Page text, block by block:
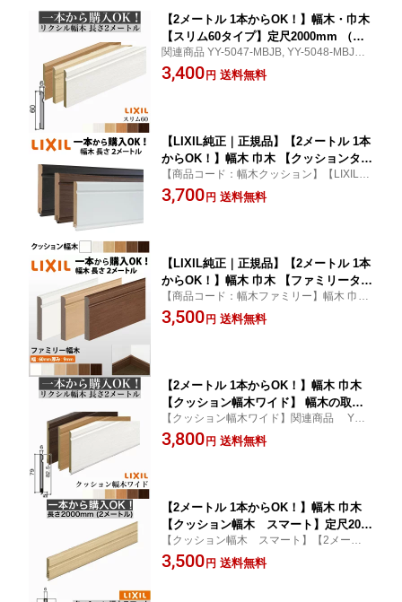
【2メートル 1本からOK！】幅木・巾木
【スリム60タイプ】定尺2000mm （厚
さ6×幅60×長さ2000mm）2m LIXIL TO
STEM リクシル トステム lixil DIY diy
関連商品 YY-5047-MBJB, YY-5048-MBJB等
幅木・巾木・スリム60タイプ LIXIL TOSTE
M リクシル トステム
3,400 円 送料無料
【LIXIL純正｜正規品】【2メートル 1本
からOK！】幅木 巾木 【クッションタイ
プ】 定尺2000mm 2メートル 2m
（厚さ9×幅60×長さ2000mm）幅木 巾木
【商品コード：幅木クッション】【LIXIL純
正｜正規品】幅木 巾木 【クッションタイ
プ】関連商品 YY-5009-MBJB,YY-5010-MBJ
3,700 円 送料無料
【LIXIL純正｜正規品】【2メートル 1本
からOK！】幅木 巾木 【ファミリータイ
プ・定尺2000mm】（厚さ9×幅60×長さ
2000mm）2メートル2m DIY リフォー
【商品コード：幅木ファミリー】幅木 巾木
【ファミリータイプ・定尺2000mm】 関連
商品 YY-5001-MBJB,YY-5002-MBJB 等 LIXI
3,500 円 送料無料
【2メートル 1本からOK！】幅木 巾木
【クッション幅木ワイド】 幅木の取替
えリフォームにおすすめ！定尺2000mm
（厚さ6mm×幅82.5mm×長さ2000m
【クッション幅木ワイド】関連商品 YY-5
051-MBJB LIXIL TOSTEM リクシル トス
テム 2m 2メートル 幅木 巾木
3,800 円 送料無料
【2メートル 1本からOK！】幅木 巾木
【クッション幅木 スマート】定尺2000
mm （厚さ6×幅32.5×長さ2000mm）
2メートル 2m 幅木 巾木 【LIXIL】【T
【クッション幅木 スマート】【2メートル
1本からOK！】LIXIL TOSTEM リクシル ト
ステム lixil tostem DIY diy リフォーム 幅木
3,500 円 送料無料